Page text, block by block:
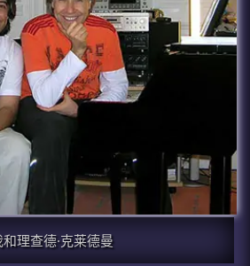
和理查德·克莱德曼